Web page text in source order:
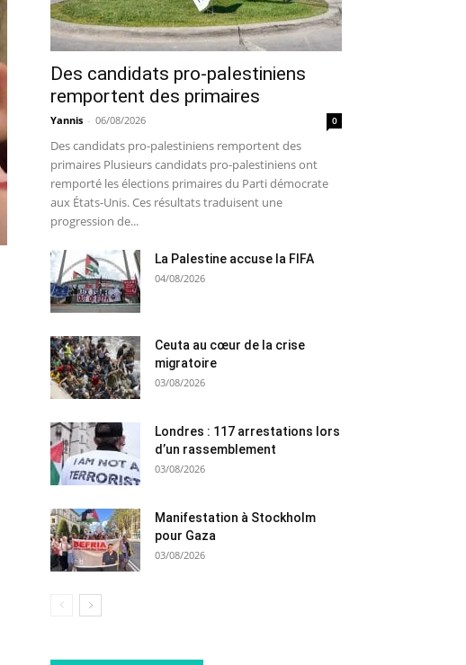
Des candidats pro-palestiniens
remportent des primaires
Yannis - 06/08/2026 0
Des candidats pro-palestiniens remportent des
primaires Plusieurs candidats pro-palestiniens ont
remporté les élections primaires du Parti démocrate
aux États-Unis. Ces résultats traduisent une
progression de...
La Palestine accuse la FIFA
04/08/2026
Ceuta au cœur de la crise
migratoire
03/08/2026
Londres : 117 arrestations lors
d’un rassemblement
03/08/2026
Manifestation à Stockholm
pour Gaza
03/08/2026